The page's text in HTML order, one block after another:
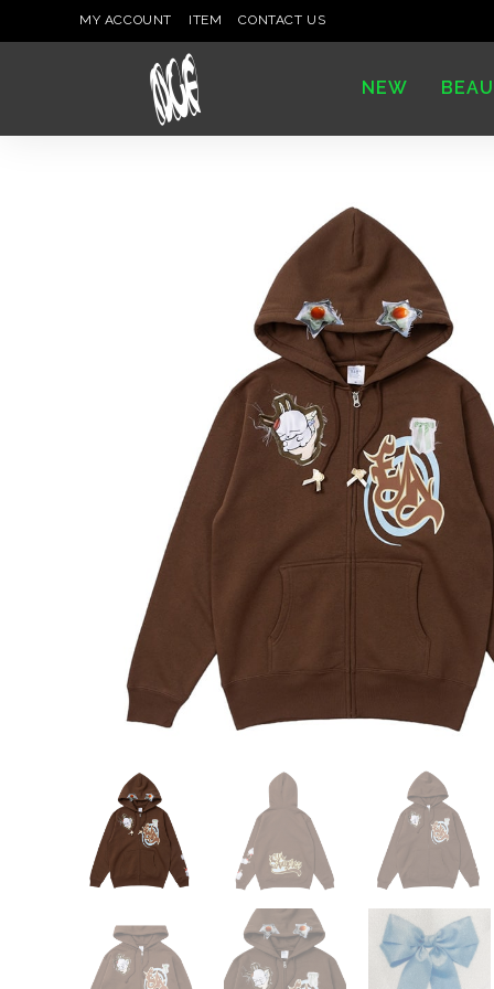
MY ACCOUNT ITEM CONTACT US
NEW